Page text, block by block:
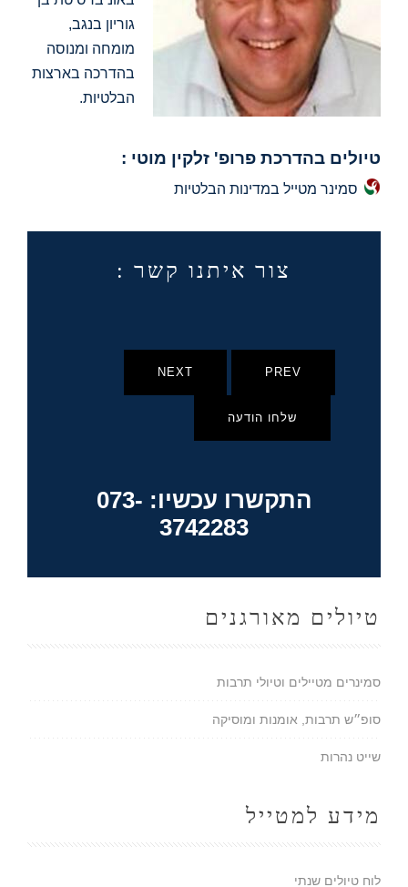
גוריון בנגב,
מומחה ומנוסה
בהדרכה בארצות
הבלטיות.
טיולים בהדרכת פרופ' זלקין מוטי :
סמינר מטייל במדינות הבלטיות
צור איתנו קשר :
PREV
NEXT
שלחו הודעה
התקשרו עכשיו: 073-
3742283
טיולים מאורגנים
סמינרים מטיילים וטיולי תרבות
סופ״ש תרבות, אומנות ומוסיקה
שייט נהרות
מידע למטייל
לוח טיולים שנתי